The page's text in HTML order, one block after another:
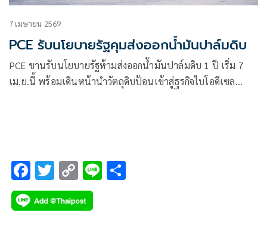
7 เมษายน 2569
PCE รับนโยบายรัฐคุมส่งออกน้ำมันปาล์มดิบ
PCE ขานรับนโยบายรัฐห้ามส่งออกน้ำมันปาล์มดิบ 1 ปี เริ่ม 7
เม.ย.นี้ พร้อมเดินหน้านำวัตถุดิบป้อนเข้าสู่ธุรกิจไบโอดีเซล
F
ac
e
T
wi
tt
C
o
p
Li